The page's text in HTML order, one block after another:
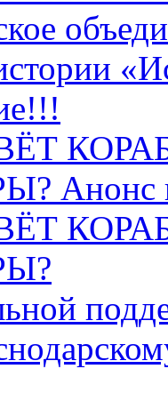
Анонс